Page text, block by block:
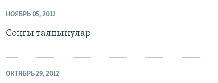
НОЯБРЬ 05, 2012
Соңгы талпынулар
ОКТЯБРЬ 29, 2012